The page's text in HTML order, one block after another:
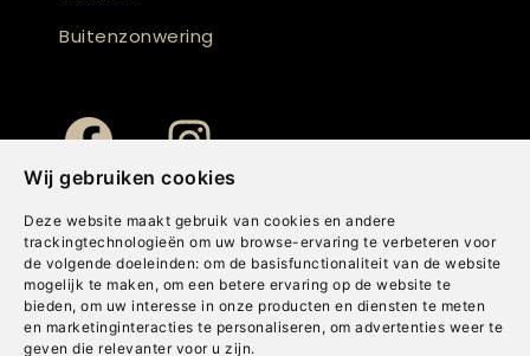
Wij gebruiken cookies
Deze website maakt gebruik van cookies en andere
trackingtechnologieën om uw browse-ervaring te verbeteren voor
de volgende doeleinden: om de basisfunctionaliteit van de website
mogelijk te maken , om een betere ervaring op de website te
bieden, om uw interesse in onze producten en diensten te meten
en marketinginteracties te personaliseren , om advertenties weer te
geven die relevanter voor u zijn.
Buitenzonwering